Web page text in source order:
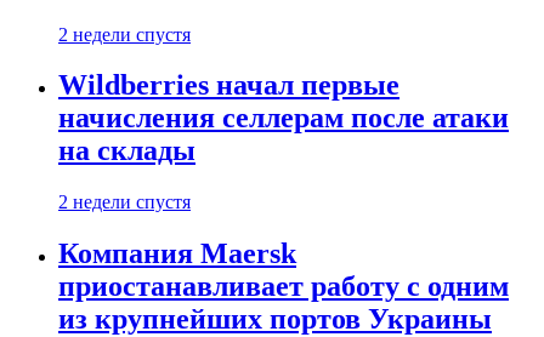
2 недели спустя
Wildberries начал первые
начисления селлерам после атаки
на склады
2 недели спустя
Компания Maersk
приостанавливает работу с одним
из крупнейших портов Украины